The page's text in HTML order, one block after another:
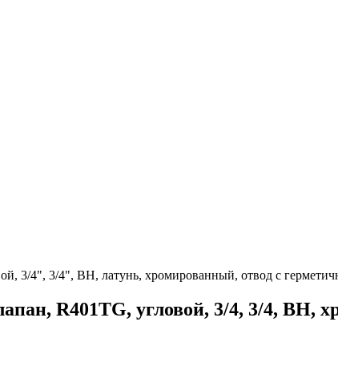
3/4", 3/4", ВН, латунь, хромированный, отвод с
R401TG, угловой, 3/4, 3/4, ВН,